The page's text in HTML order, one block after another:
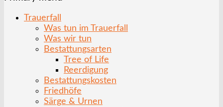
Trauerfall
Was tun im Trauerfall
Was wir tun
Bestattungsarten
Tree of Life
Reerdigung
Bestattungskosten
Friedhöfe
Särge & Urnen